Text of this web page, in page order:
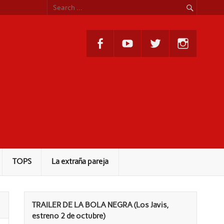
TOPS La extraña pareja
TRAILER DE LA BOLA NEGRA (Los Javis,
estreno 2 de octubre)